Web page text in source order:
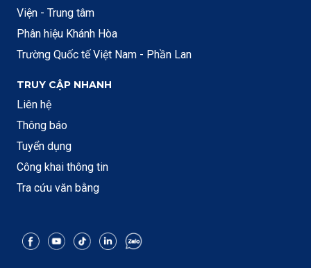
Viện - Trung tâm
Phân hiệu Khánh Hòa
Trường Quốc tế Việt Nam - Phần Lan
TRUY CẬP NHANH
Liên hệ
Thông báo
Tuyển dụng
Công khai thông tin
Tra cứu văn bằng